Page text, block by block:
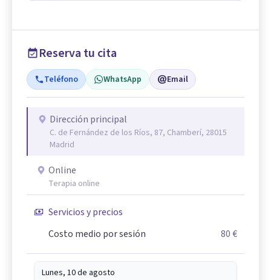
Reserva tu cita
Teléfono WhatsApp Email
Dirección principal
C. de Fernández de los Ríos, 87, Chamberí, 28015
Madrid
Online
Terapia online
Servicios y precios
Costo medio por sesión
80 €
Lunes, 10 de agosto